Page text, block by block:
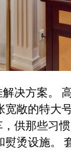
决方案。
敞的特大
供那些习
烫设施。